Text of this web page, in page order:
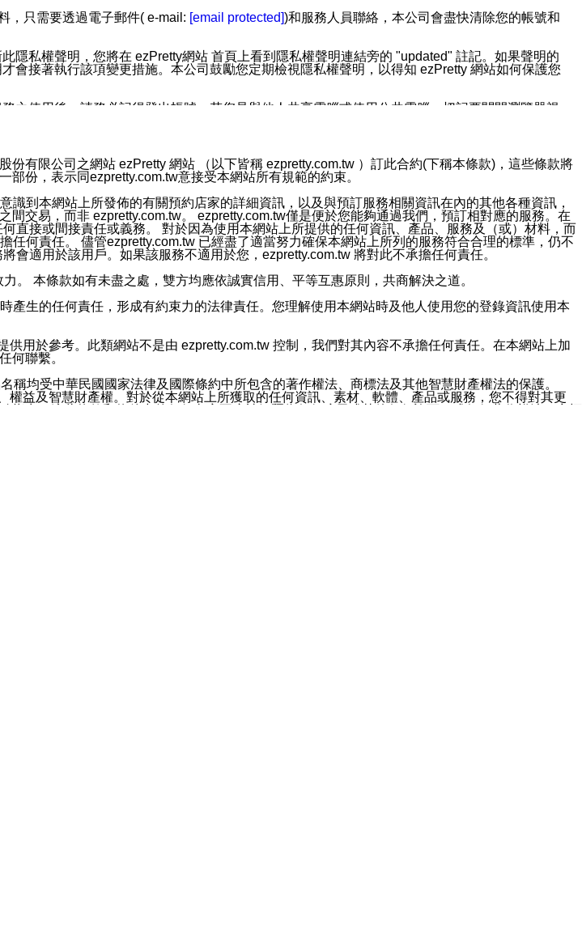
，只需要透過電子郵件( e-mail: [email protected])和服務人員聯絡，本公司會盡快清除您的帳號和
私權聲明，您將在 ezPretty網站 首頁上看到隱私權聲明連結旁的 "updated" 註記。如果聲明的
會接著執行該項變更措施。本公司鼓勵您定期檢視隱私權聲明，以得知 ezPretty 網站如何保護您
之使用後，請務必記得登出帳號。若您是與他人共享電腦或使用公共電腦，切記要關閉瀏覽器視
資料或電子郵件供您參考。您能依照該資料或電子郵件所指示之方法、說明或功能連結，隨時
可接收到通知型訊息。
皆不會被傳送。滿足以下三個條件者，將可收到通知型訊息。
型訊息。
有限公司之網站 ezPretty 網站 （以下皆稱 ezpretty.com.tw ）訂此合約(下稱本條款)，這些條款將
份，表示同ezpretty.com.tw意接受本網站所有規範的約束。
到本網站上所發佈的有關預約店家的詳細資訊，以及與預訂服務相關資訊在內的其他各種資訊，
交易，而非 ezpretty.com.tw。 ezpretty.com.tw僅是便於您能夠通過我們，預訂相對應的服務。在
直接或間接責任或義務。 對於因為使用本網站上所提供的任何資訊、產品、服務及（或）材料，而
何責任。 儘管ezpretty.com.tw 已經盡了適當努力確保本網站上所列的服務符合合理的標準，仍不
適用於該用戶。如果該服務不適用於您，ezpretty.com.tw 將對此不承擔任何責任。
。 本條款如有未盡之處，雙方均應依誠實信用、平等互惠原則，共商解決之道。
生的任何責任，形成有約束力的法律責任。您理解使用本網站時及他人使用您的登錄資訊使用本
用於參考。此類網站不是由 ezpretty.com.tw 控制，我們對其內容不承擔任何責任。在本網站上加
何聯繫。
均受中華民國國家法律及國際條約中所包含的著作權法、商標法及其他智慧財產權法的保護。
益及智慧財產權。對於從本網站上所獲取的任何資訊、素材、軟體、產品或服務，您不得對其更